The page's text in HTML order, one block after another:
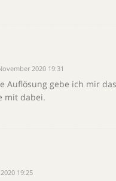
2020 19:31
Auflösung gebe ich mir
mit dabei.
19:25